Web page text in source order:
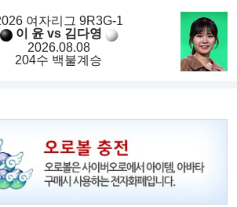
여자리그 9R3G-1
이 윤 vs 김다영
2026.08.08
204수 백불계승